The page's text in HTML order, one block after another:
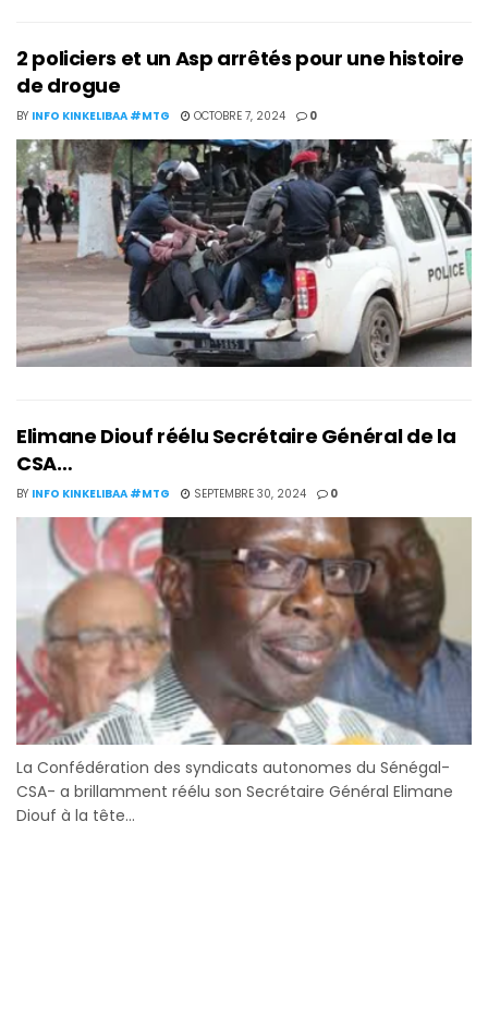
2 policiers et un Asp arrêtés pour une histoire
de drogue
BY INFO KINKELIBAA #MTG OCTOBRE 7, 2024 0
Elimane Diouf réélu Secrétaire Général de la
CSA…
BY INFO KINKELIBAA #MTG SEPTEMBRE 30, 2024 0
La Confédération des syndicats autonomes du Sénégal-
CSA- a brillamment réélu son Secrétaire Général Elimane
Diouf à la tête...